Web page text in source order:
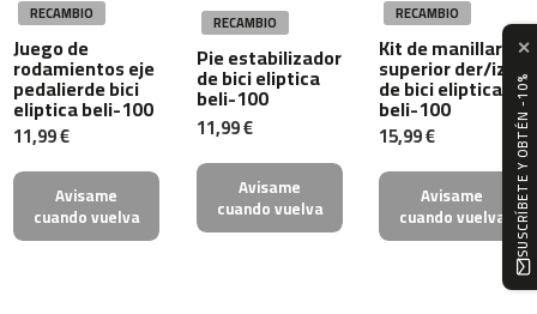
-
5
0
0
m
5
RECAMBIO
Juego de
rodamientos eje
pedalierde bici
eliptica beli-100
11,99 €
Avisame
cuando vuelva
RECAMBIO
Pie estabilizador
de bici eliptica
beli-100
11,99 €
Avisame
cuando vuelva
RECAMBIO
Kit de manillar
superior der/izq
de bici eliptica
beli-100
15,99 €
Avisame
cuando vuelva
✕
SUSCRÍBETE Y OBTÉN -10%